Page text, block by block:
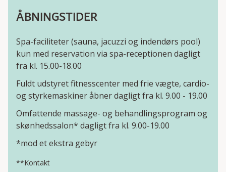
ÅBNINGSTIDER
Spa-faciliteter (sauna, jacuzzi og indendørs pool)
kun med reservation via spa-receptionen dagligt
fra kl. 15.00-18.00
Fuldt udstyret fitnesscenter med frie vægte, cardio-
og styrkemaskiner åbner dagligt fra kl. 9.00 - 19.00
Omfattende massage- og behandlingsprogram og
skønhedssalon* dagligt fra kl. 9.00-19.00
*mod et ekstra gebyr
**Kontakt